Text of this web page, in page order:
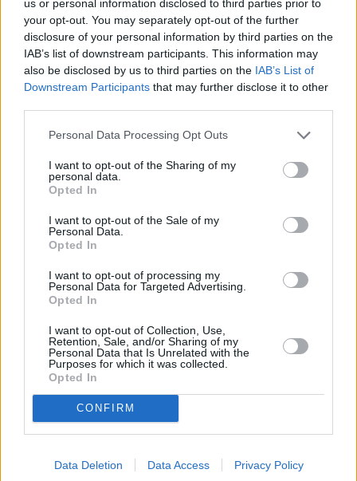
us or personal information disclosed to third parties prior to
your opt-out. You may separately opt-out of the further
disclosure of your personal information by third parties on the
IAB’s list of downstream participants. This information may
also be disclosed by us to third parties on the IAB’s List of
Downstream Participants that may further disclose it to other
Personal Data Processing Opt Outs
I want to opt-out of the Sharing of my
personal data.
Opted In
I want to opt-out of the Sale of my
Personal Data.
Opted In
I want to opt-out of processing my
Personal Data for Targeted Advertising.
Opted In
I want to opt-out of Collection, Use,
Retention, Sale, and/or Sharing of my
Personal Data that Is Unrelated with the
Purposes for which it was collected.
Opted In
CONFIRM
Data Deletion Data Access Privacy Policy
Sul territorio reggiano
, su 20 nuovi positivi, 11 sono riconducibili
a focolai familiari, 3 sono rientri dall’estero (uno dall’Albania, uno
dalla Romania, uno dal Kazakistan), 4 sono classificati come
sporadici. Un altro è un caso di contatto in un focolaio all’interno
di un ambiente lavorativo e un ultimo è in via di approfondimento.
modenese
, su 17 nuovi positivi, 5 sono rientri dall’estero (2
dalla Moldavia, 2 dalla Turchia, uno dalla Romania) e uno dalla
Sardegna. Nove nuovi positivi sono stati individuati in quanto
contatti di casi già noti; un positivo è emerso grazie ai controlli
sui luoghi di lavoro e un ultimo caso è stato classificato come
In provincia di Ferrara
quanto contatti di casi già noti: di questi, 6 riconducibili a focolai
familiari.
Quindici i nuovi casi aRavenna
domiciliare e uno ricoverato. Nel dettaglio, 5 sono contatti di casi
seguito alla manifestazione di sintomi. Altri 5 casi sono legati al